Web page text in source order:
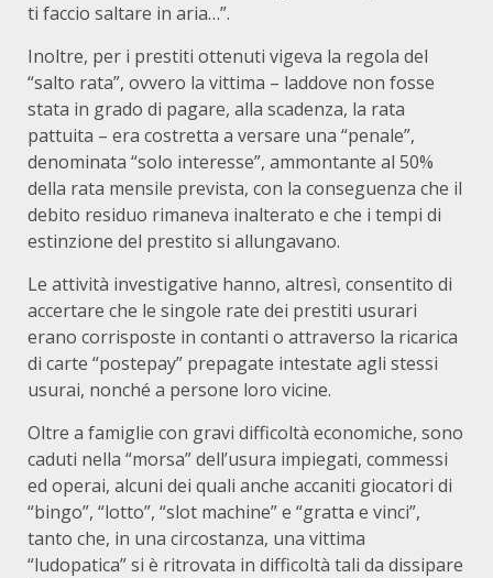
ti faccio saltare in aria…”.
Inoltre, per i prestiti ottenuti vigeva la regola del
“salto rata”, ovvero la vittima – laddove non fosse
stata in grado di pagare, alla scadenza, la rata
pattuita – era costretta a versare una “penale”,
denominata “solo interesse”, ammontante al 50%
della rata mensile prevista, con la conseguenza che il
debito residuo rimaneva inalterato e che i tempi di
estinzione del prestito si allungavano.
Le attività investigative hanno, altresì, consentito di
accertare che le singole rate dei prestiti usurari
erano corrisposte in contanti o attraverso la ricarica
di carte “postepay” prepagate intestate agli stessi
usurai, nonché a persone loro vicine.
Oltre a famiglie con gravi difficoltà economiche, sono
caduti nella “morsa” dell’usura impiegati, commessi
ed operai, alcuni dei quali anche accaniti giocatori di
“bingo”, “lotto”, “slot machine” e “gratta e vinci”,
tanto che, in una circostanza, una vittima
“ludopatica” si è ritrovata in difficoltà tali da dissipare